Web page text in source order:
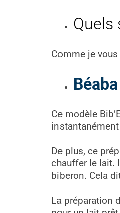
Quels
Comme je
Ce modèle
De plus, ce
chauffer le lait.
biberon. Cela
La préparation